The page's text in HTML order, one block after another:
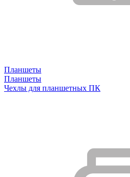
Планшеты
Планшеты
Чехлы для планшетных ПК